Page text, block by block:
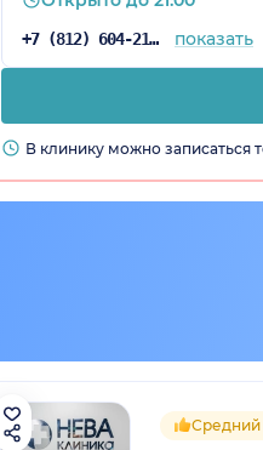
+7 (812) 604-21-45 показать
В клинику можно записаться
Средний